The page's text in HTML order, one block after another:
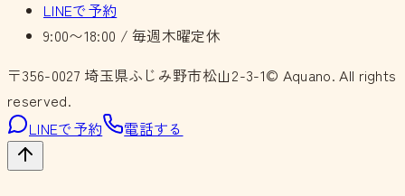
LINEで予約
9:00〜18:00 / 毎週木曜定休
〒356-0027 埼玉県ふじみ野市松山2-3-1© Aquano. All rights
reserved.
LINEで予約
電話する